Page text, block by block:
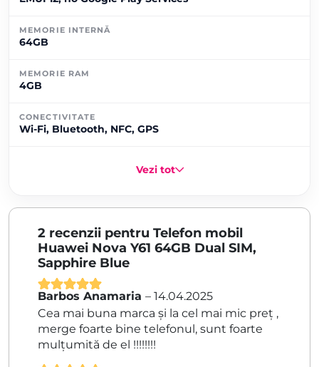
MEMORIE INTERNĂ
64GB
MEMORIE RAM
4GB
CONECTIVITATE
Wi-Fi, Bluetooth, NFC, GPS
Vezi tot
2 recenzii pentru Telefon mobil
Huawei Nova Y61 64GB Dual SIM,
Sapphire Blue
Evaluat la5
din 5
Barbos Anamaria – 14.04.2025
Cea mai buna marca și la cel mai mic preț ,
merge foarte bine telefonul, sunt foarte
mulțumită de el !!!!!!!!